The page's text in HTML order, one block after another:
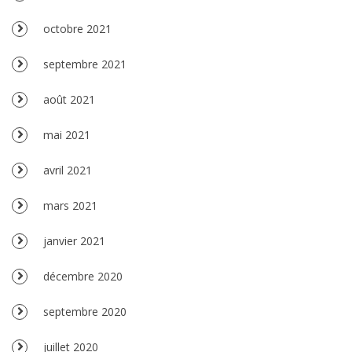
octobre 2021
septembre 2021
août 2021
mai 2021
avril 2021
mars 2021
janvier 2021
décembre 2020
septembre 2020
juillet 2020